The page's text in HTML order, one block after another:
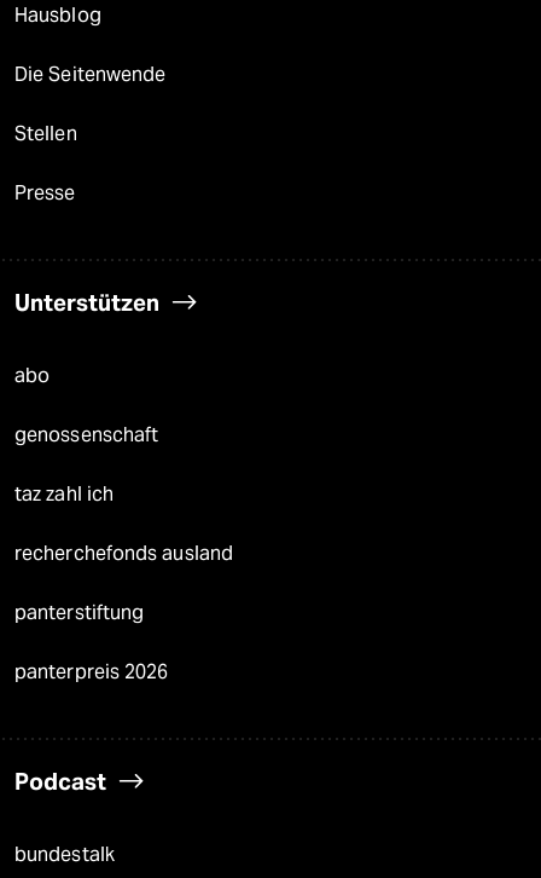
Hausblog
Die Seitenwende
Stellen
Presse
Unterstützen
abo
genossenschaft
taz zahl ich
recherchefonds ausland
panterstiftung
panterpreis 2026
Podcast
bundestalk